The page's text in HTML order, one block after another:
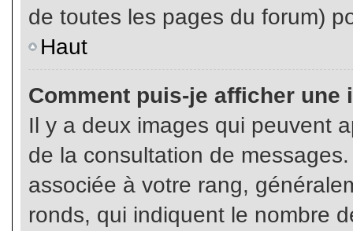
de toutes les pages du forum)
Haut
Comment puis-je afficher une
Il y a deux images qui peuvent
de la consultation de
associée à votre rang,
ronds, qui indiquent le nombre